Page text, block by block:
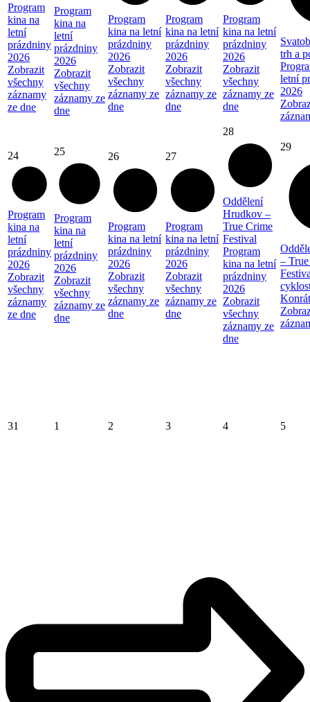
Program
kina na
letní
prázdniny
2026
Zobrazit
všechny
záznamy
ze dne
Program
kina na
letní
prázdniny
2026
Zobrazit
všechny
záznamy ze
dne
Program
kina na letní
prázdniny
2026
Zobrazit
všechny
záznamy ze
dne
Program
kina na letní
prázdniny
2026
Zobrazit
všechny
záznamy ze
dne
Program
kina na letní
prázdniny
2026
Zobrazit
všechny
záznamy ze
dne
trh a
letní
2026
24
Program
kina na
letní
prázdniny
2026
Zobrazit
všechny
záznamy
ze dne
25
Program
kina na
letní
prázdniny
2026
Zobrazit
všechny
záznamy ze
dne
26
Program
kina na letní
prázdniny
2026
Zobrazit
všechny
záznamy ze
dne
27
Program
kina na letní
prázdniny
2026
Zobrazit
všechny
záznamy ze
dne
28
Oddělení
Hrudkov –
True Crime
Festival
Program
kina na letní
prázdniny
2026
Zobrazit
všechny
záznamy ze
dne
29
–
31 1 2 3 4 5